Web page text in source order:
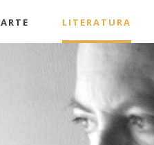
ARTE LITERATURA